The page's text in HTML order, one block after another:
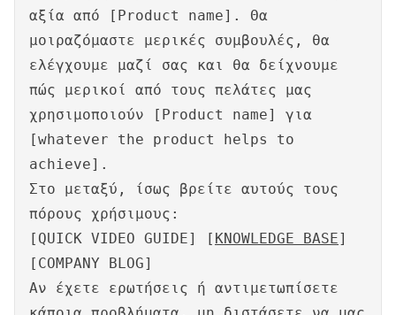
αξία από [Product name]. Θα
μοιραζόμαστε μερικές συμβουλές, θα
ελέγχουμε μαζί σας και θα δείχνουμε
πώς μερικοί από τους πελάτες μας
χρησιμοποιούν [Product name] για
[whatever the product helps to
achieve].
Στο μεταξύ, ίσως βρείτε αυτούς τους
πόρους χρήσιμους:
[QUICK VIDEO GUIDE] [ KNOWLEDGE BASE]
[COMPANY BLOG]
Αν έχετε ερωτήσεις ή αντιμετωπίσετε